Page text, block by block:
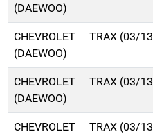
(DAEWOO)
CHEVROLET
(DAEWOO)
TRAX (03/
CHEVROLET
(DAEWOO)
TRAX (03/
CHEVROLET
TRAX (03/